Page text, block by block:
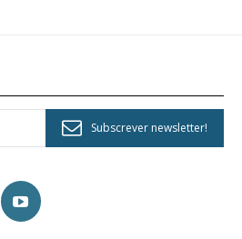
Subscrever newsletter!